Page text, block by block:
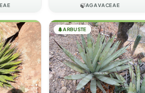
🍃AGAVACEAE
🌲ARBUSTE